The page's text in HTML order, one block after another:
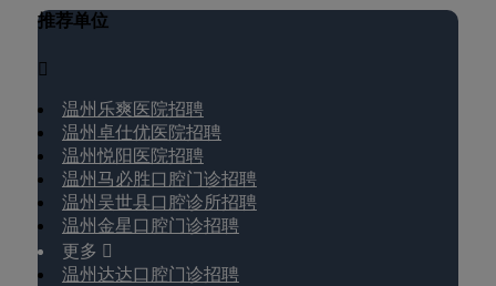
推荐单位

温州乐爽医院招聘
温州卓仕优医院招聘
温州悦阳医院招聘
温州马必胜口腔门诊招聘
温州吴世县口腔诊所招聘
温州金星口腔门诊招聘
更多 
温州达达口腔门诊招聘